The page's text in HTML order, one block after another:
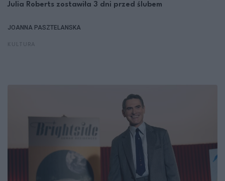
Julia Roberts zostawiła 3 dni przed ślubem
JOANNA PASZTELANSKA